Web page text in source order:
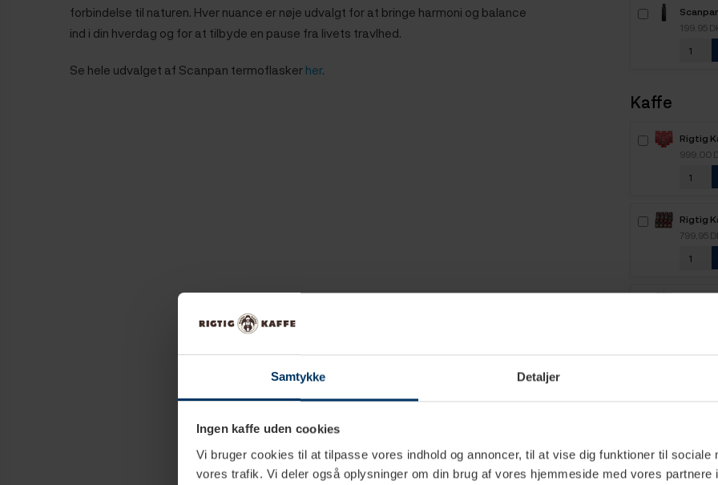
Samtykke Detaljer
Ingen kaffe uden cookies
Vi bruger cookies til at tilpasse vores indhold og annoncer, til at vise dig funktioner til sociale
vores trafik. Vi deler også oplysninger om din brug af vores hjemmeside med vores partnere
forbindelse til naturen. Hver nuance er nøje udvalgt for at bringe harmoni og balance
ind i din hverdag og for at tilbyde en pause fra livets travlhed.
Se hele udvalget af Scanpan termoflasker her.
199,95
Kaffe
Rigtig
Intenso
999,00
Rigtig
799,95
Rigtig